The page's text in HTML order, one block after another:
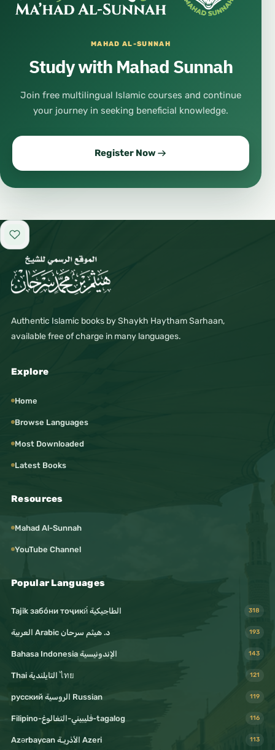
MAHAD AL-SUNNAH
Study with Mahad Sunnah
Join free multilingual Islamic courses and continue
your journey in seeking beneficial knowledge.
Register Now
Add to favorites
Authentic Islamic books by Shaykh Haytham Sarhaan,
available free of charge in many languages.
Explore
Home
Browse Languages
Most Downloaded
Latest Books
Resources
Mahad Al-Sunnah
YouTube Channel
Popular Languages
Tajik забо́ни тоҷикӣ́ الطاجيكية 318
د. هيثم سرحان Arabic العربية 193
Bahasa Indonesia الإندونيسية 143
Thai التايلندية ไทย 121
русский الروسية Russian 119
Filipino-فليبيني-التغالوغ-tagalog 116
Azərbaycan الأذريـة Azeri 113